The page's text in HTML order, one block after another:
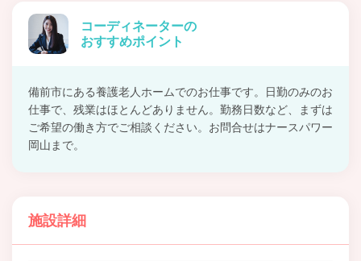
コーディネーターの
おすすめポイント
備前市にある養護老人ホームでのお仕事です。日勤のみのお
仕事で、残業はほとんどありません。勤務日数など、まずは
ご希望の働き方でご相談ください。お問合せはナースパワー
岡山まで。
施設詳細